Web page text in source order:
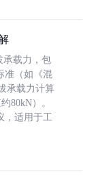
承载力，包
准（如《混
承载力计算
80kN）。
，适用于工